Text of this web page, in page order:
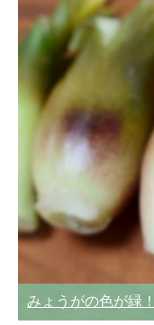
みょうがの色が緑